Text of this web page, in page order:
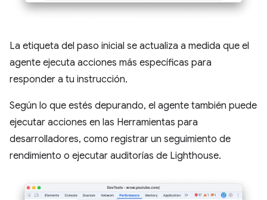
La etiqueta del paso inicial se actualiza a medida que el
agente ejecuta acciones más específicas para
responder a tu instrucción.
Según lo que estés depurando, el agente también puede
ejecutar acciones en las Herramientas para
desarrolladores, como registrar un seguimiento de
rendimiento o ejecutar auditorías de Lighthouse.